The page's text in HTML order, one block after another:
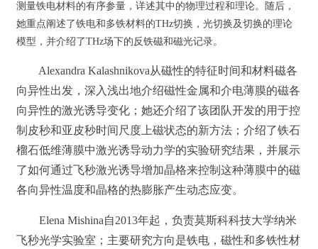
测量铁电材料的有序参量，详述其中的物理过程和理论。随后，
她重点阐述了铁电和多铁材料的THz切换，光切换及切换的理论
模型，并介绍了THz场下的反铁磁和磁光记录。
Alexandra Kalashnikova从磁性的特征时间和材料磁各
向异性出发，深入浅出地介绍磁性金属和介电薄膜的磁各
向异性的激光诱导变化；她还介绍了该团队开发的用于控
制皮秒和亚皮秒时间尺度上磁状态的新方法；介绍了铁石
榴石低维薄膜中激光诱导动力学的实验研究结果，并展示
了如何通过飞秒激光诱导增加晶格来控制这种薄膜中的磁
各向异性温度和晶格的热膨胀产生动态应变。
Elena Mishina自2013年起，负责莫斯科科技大学纳米
飞秒光学实验室；主要研究方向是铁电，磁性和多铁性材